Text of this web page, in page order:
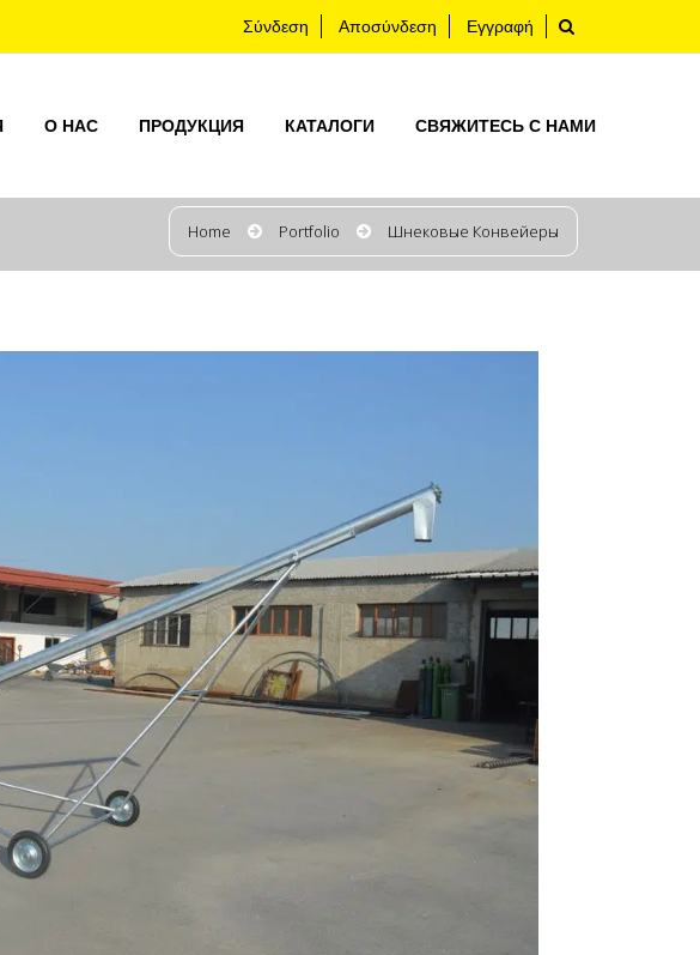
Σύνδεση Αποσύνδεση Εγγραφή
О НАС ПРОДУКЦИЯ КАТАЛОГИ СВЯЖИТЕСЬ С НАМИ
Home Portfolio Шнековые Конвейеры